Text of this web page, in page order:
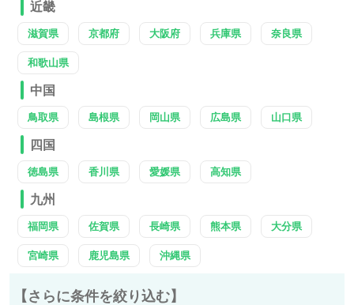
近畿
滋賀県 京都府 大阪府 兵庫県 奈良県
和歌山県
中国
鳥取県 島根県 岡山県 広島県 山口県
四国
徳島県 香川県 愛媛県 高知県
九州
福岡県 佐賀県 長崎県 熊本県 大分県
宮崎県 鹿児島県 沖縄県
【さらに条件を絞り込む】